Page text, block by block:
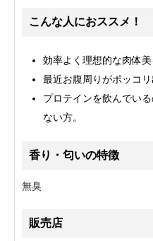
こんな人におススメ！
効率よく理想的な肉体
最近お腹周りがポッコ
プロテインを飲んでい
ない方。
香り・匂いの特徴
無臭
販売店